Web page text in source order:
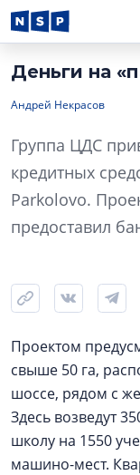
Деньги на
Андрей Некрасов
Группа ЦДС
кредитных
Parkolovo.
предоставил
Проектом
свыше 50 га,
шоссе, рядом с
Здесь возведут
школу на 1550
машино-мест.